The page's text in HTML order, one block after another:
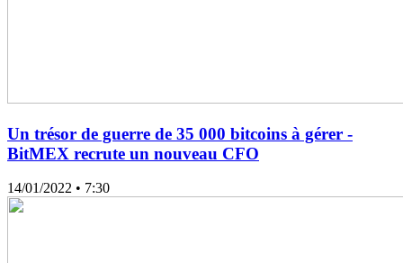
Un trésor de guerre de 35 000 bitcoins à gérer -
BitMEX recrute un nouveau CFO
14/01/2022 • 7:30